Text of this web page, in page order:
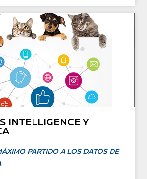
INTELLIGENCE Y
PARTIDO A LOS DATOS DE